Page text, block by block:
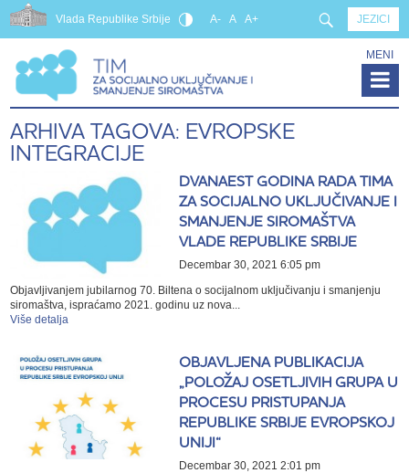
Vlada Republike Srbije JEZICI
A- A A+
MENI
ARHIVA TAGOVA: EVROPSKE
INTEGRACIJE
DVANAEST GODINA RADA TIMA
ZA SOCIJALNO UKLJUČIVANJE I
SMANJENJE SIROMAŠTVA
VLADE REPUBLIKE SRBIJE
Decembar 30, 2021 6:05 pm
Objavljivanjem jubilarnog 70. Biltena o socijalnom uključivanju i smanjenju
siromaštva, ispraćamo 2021. godinu uz nova...
Više detalja
OBJAVLJENA PUBLIKACIJA
„POLOŽAJ OSETLJIVIH GRUPA U
PROCESU PRISTUPANJA
REPUBLIKE SRBIJE EVROPSKOJ
UNIJI“
Decembar 30, 2021 2:01 pm